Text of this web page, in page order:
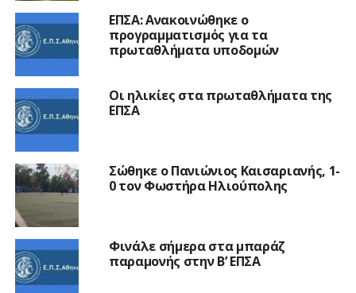
ΕΠΣΑ: Ανακοινώθηκε ο
προγραμματισμός για τα
πρωταθλήματα υποδομών
Οι ηλικίες στα πρωταθλήματα της
ΕΠΣΑ
Σώθηκε ο Πανιώνιος Καισαριανής, 1-
0 τον Φωστήρα Ηλιούπολης
Φινάλε σήμερα στα μπαράζ
παραμονής στην Β’ ΕΠΣΑ